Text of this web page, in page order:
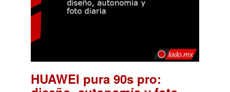
HUAWEI pura 90s pro: